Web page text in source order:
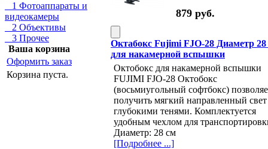
1 Фотоаппараты и
видеокамеры
2 Объективы
3 Прочее
Ваша корзина
Оформить заказ
Корзина пуста.
879 руб.
Октабокс Fujimi FJO-28 Диаметр
для накамерной вспышки
Октобокс для накамерной вспышки
FUJIMI FJO-28 Октобокс
(восьмиугольный софтбокс)
получить мягкий направленный свет
глубокими тенями. Комплектуется
удобным чехлом для
Диаметр: 28 см
[Подробнее ...]